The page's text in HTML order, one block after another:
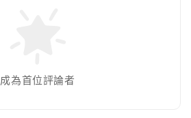
成為首位評論者